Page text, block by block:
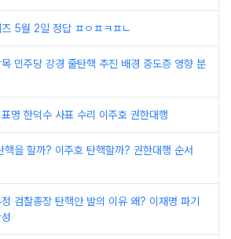
5월 2일 정답 ㅍㅇㅍㅋㅍㄴ
민주당 강경 줄탄핵 추진 배경 중도층 영향 분
명 한덕수 사표 수리 이주호 권한대행
핵을 할까? 이주호 탄핵할까? 권한대행 순서
검찰총장 탄핵안 발의 이유 왜? 이재명 파기